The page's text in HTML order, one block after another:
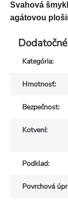
Svahová
agátovou
Kategória:
Hmotnosť:
Bezpečnost:
Kotvení:
Podklad:
Povrchová